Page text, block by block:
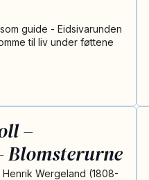
guide - Eidsivarunden
til liv under føttene
–
Blomsterurne
Wergeland (1808-